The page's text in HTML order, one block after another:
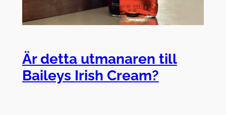
Är detta utmanaren till
Baileys Irish Cream?